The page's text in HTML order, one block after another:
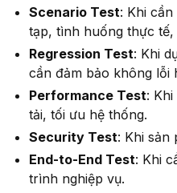
Scenario Test: Khi
tạp, tình huống thực
Regression Test: Khi
cần đảm bảo không lỗi
Performance Test:
tải, tối ưu hệ thống.
Security Test: Khi sản
End-to-End Test: Khi
trình nghiệp vụ.